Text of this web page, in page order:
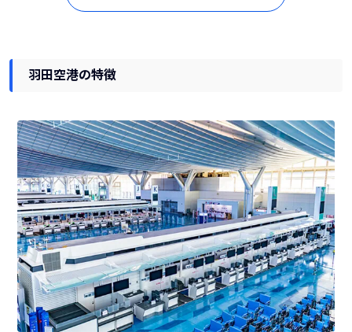
羽田空港の特徴